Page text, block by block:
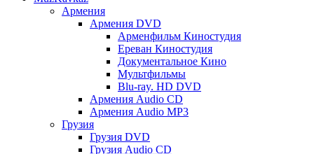
Армения
Армения DVD
Арменфильм Киностудия
Ереван Киностудия
Документальное Кино
Мультфильмы
Blu-ray. HD DVD
Армения Audio CD
Армения Audio MP3
Грузия
Грузия DVD
Грузия Audio CD